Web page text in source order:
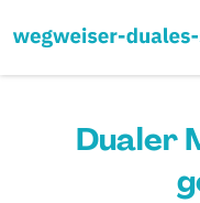
Dualer